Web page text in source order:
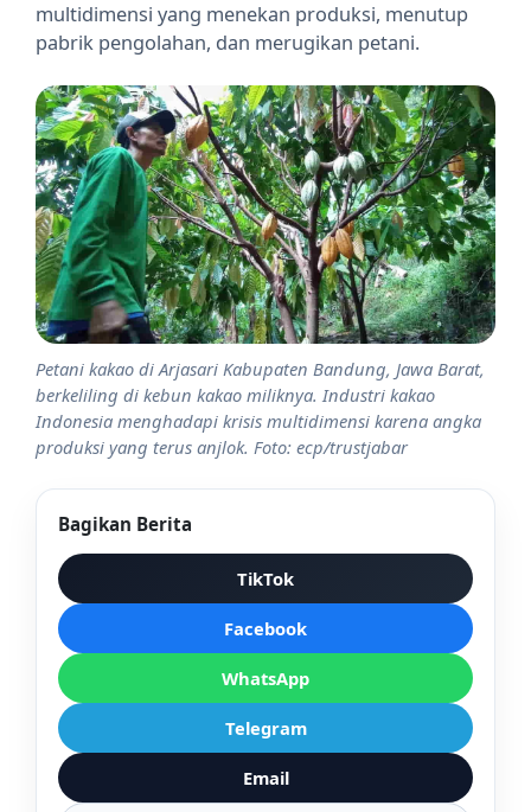
multidimensi yang menekan produksi, menutup
pabrik pengolahan, dan merugikan petani.
Petani kakao di Arjasari Kabupaten Bandung, Jawa Barat,
berkeliling di kebun kakao miliknya. Industri kakao
Indonesia menghadapi krisis multidimensi karena angka
produksi yang terus anjlok. Foto: ecp/trustjabar
Bagikan Berita
TikTok
Facebook
WhatsApp
Telegram
Email